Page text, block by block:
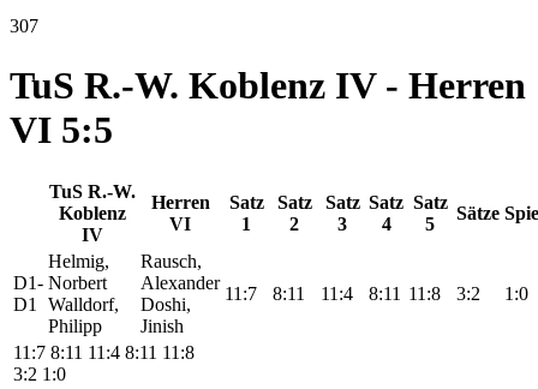
307
TuS R.-W. Koblenz IV - Herren
VI 5:5
TuS R.-W.
Koblenz
IV
Herren
VI
Satz
1
Satz
2
Satz
3
Satz
4
Satz
5
Sätze
D1-
D1
Helmig,
Norbert
Walldorf,
Philipp
Rausch,
Alexander
Doshi,
Jinish
11:7 8:11 11:4 8:11 11:8 3:2 1:0
11:7 8:11 11:4 8:11 11:8
3:2 1:0